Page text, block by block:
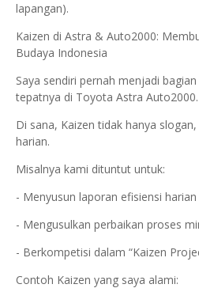
lapangan).
Kaizen di Astra & Auto2000:
Budaya Indonesia
Saya sendiri pernah menjadi
tepatnya di Toyota Astra Auto2000.
Di sana, Kaizen tidak hanya
harian.
Misalnya kami dituntut untuk:
- Menyusun laporan efisiensi harian
- Mengusulkan perbaikan proses
- Berkompetisi dalam “Kaizen
Contoh Kaizen yang saya alami: